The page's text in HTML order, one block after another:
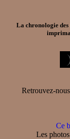
La chronologie des
Retrouvez-
Ce
Les